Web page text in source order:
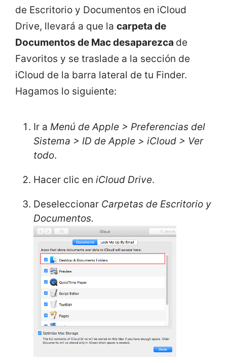
de Escritorio y Documentos en iCloud
Drive, llevará a que la carpeta de
Documentos de Mac desaparezca de
Favoritos y se traslade a la sección de
iCloud de la barra lateral de tu Finder.
Hagamos lo siguiente:
Ir a Menú de Apple > Preferencias del
Sistema > ID de Apple > iCloud > Ver
todo.
Hacer clic en iCloud Drive.
Deseleccionar Carpetas de Escritorio y
Documentos.